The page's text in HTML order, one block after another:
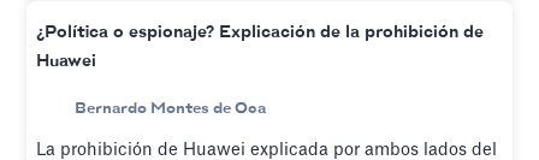
¿Política o espionaje? Explicación de la prohibición de
Huawei
Bernardo Montes de Oca
La prohibición de Huawei explicada por ambos lados del